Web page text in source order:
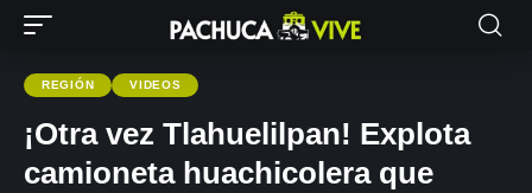
REGIÓN VIDEOS
¡Otra vez Tlahuelilpan! Explota
camioneta huachicolera que